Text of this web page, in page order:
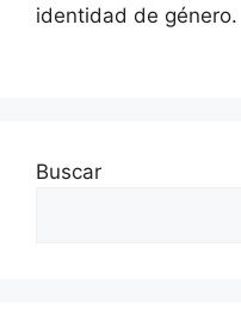
identidad de género.
Buscar